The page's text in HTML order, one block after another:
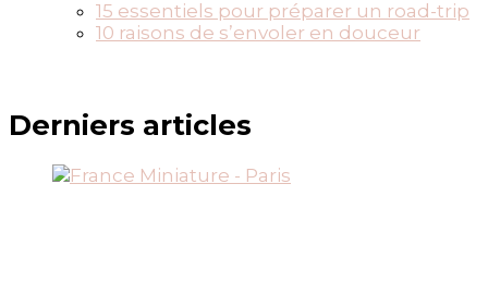
15 essentiels pour préparer un road-trip
10 raisons de s’envoler en douceur
Derniers articles